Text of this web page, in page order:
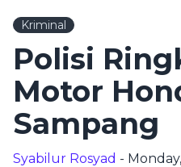
Kriminal
Polisi
Motor
Sampang
Syabilur Rosyad -